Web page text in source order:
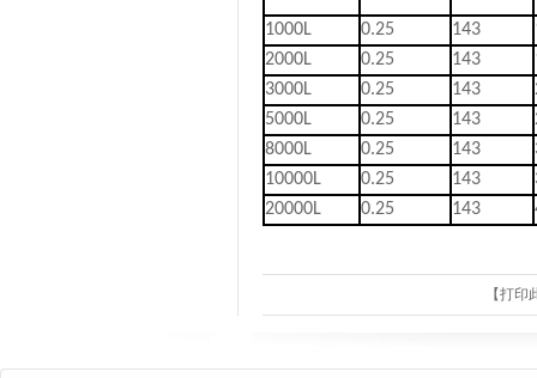
1000L 0.25 143
2000L
0.25 143
3000L
0.25 143
5000L
0.25 143
8000L
0.25 143
10000L
0.25 143
20000L
0.25 143
【打印